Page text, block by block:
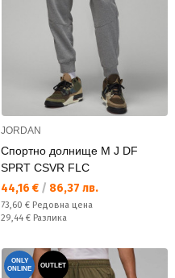
JORDAN
Спортно долнище M J DF
SPRT CSVR FLC
Текуща цена:
44,16 € / 86,37 лв.
Редовна цена:
73,60 € Редовна цена
Спестявате:
29,44 € Разлика
ONLY
ONLINE
OUTLET